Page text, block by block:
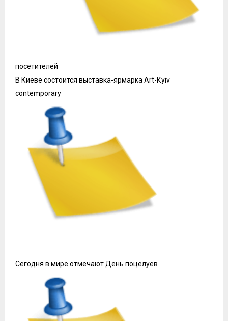
посетителей
В Киеве состоится выставка-ярмарка Art-Кyiv
contemporary
Сегодня в мире отмечают День поцелуев